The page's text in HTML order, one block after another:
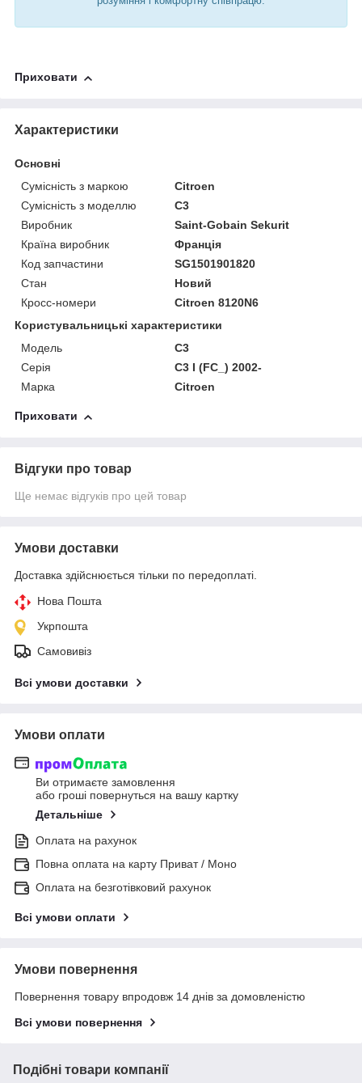
Приховати
Характеристики
Основні
Сумісність з маркою
Citroen
Сумісність з моделлю
C3
Виробник
Saint-Gobain Sekurit
Країна виробник
Франція
Код запчастини
SG1501901820
Стан
Новий
Кросс-номери
Citroen 8120N6
Користувальницькі характеристики
Модель
C3
Серія
C3 I (FC_) 2002-
Марка
Citroen
Приховати
Відгуки про товар
Ще немає відгуків про цей товар
Умови доставки
Доставка здійснюється тільки по передоплаті.
Нова Пошта
Укрпошта
Самовивіз
Всі умови доставки
Умови оплати
Ви отримаєте замовлення
або гроші повернуться на вашу картку
Детальніше
Оплата на рахунок
Повна оплата на карту Приват / Моно
Оплата на безготівковий рахунок
Всі умови оплати
Умови повернення
Повернення товару впродовж 14 днів за домовленістю
Всі умови повернення
Подібні товари компанії